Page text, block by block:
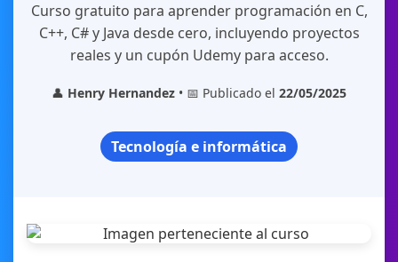
Curso gratuito para aprender programación en C,
C++, C# y Java desde cero, incluyendo proyectos
reales y un cupón Udemy para acceso.
👤 Henry Hernandez • 📅 Publicado el 22/05/2025
Tecnología e informática